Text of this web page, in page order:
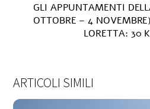
GLI APPUNTAMENTI
OTTOBRE – 4 NOVEMBRE)
LORETTA: 30
ARTICOLI SIMILI